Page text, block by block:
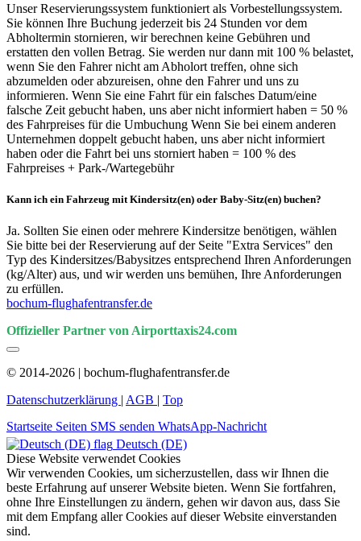
Unser Reservierungssystem funktioniert als Vorbestellungssystem.
Sie können Ihre Buchung jederzeit bis 24 Stunden vor dem
Abholtermin stornieren, wir berechnen keine Gebühren und
erstatten den vollen Betrag. Sie werden nur dann mit 100 % belastet,
wenn Sie den Fahrer nicht am Abholort treffen, ohne sich
abzumelden oder abzureisen, ohne den Fahrer und uns zu
informieren. Wenn Sie eine Fahrt für ein falsches Datum/eine
falsche Zeit gebucht haben, uns aber nicht informiert haben = 50 %
des Fahrpreises für die Umbuchung Wenn Sie bei einem anderen
Unternehmen doppelt gebucht haben, uns aber nicht informiert
haben oder die Fahrt bei uns storniert haben = 100 % des
Fahrpreises + Park-/Wartegebühr
Kann ich ein Fahrzeug mit Kindersitz(en) oder Baby-Sitz(en) buchen?
Ja. Sollten Sie einen oder mehrere Kindersitze benötigen, wählen
Sie bitte bei der Reservierung auf der Seite "Extra Services" den
Typ des Kindersitzes/Babysitzes entsprechend Ihren Anforderungen
(kg/Alter) aus, und wir werden uns bemühen, Ihre Anforderungen
zu erfüllen.
bochum-flughafentransfer.de
Offizieller Partner von Airporttaxis24.com
© 2014-2026 | bochum-flughafentransfer.de
Datenschutzerklärung | AGB | Top
Startseite Seiten SMS senden WhatsApp-Nachricht
Deutsch (DE)
Diese Website verwendet Cookies
Wir verwenden Cookies, um sicherzustellen, dass wir Ihnen die
beste Erfahrung auf unserer Website bieten. Wenn Sie fortfahren,
ohne Ihre Einstellungen zu ändern, gehen wir davon aus, dass Sie
mit dem Empfang aller Cookies auf dieser Website einverstanden
sind.